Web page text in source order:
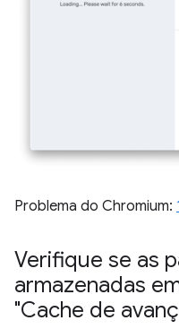
Problema do Chromium:
Verifique se as
armazenadas
"Cache de